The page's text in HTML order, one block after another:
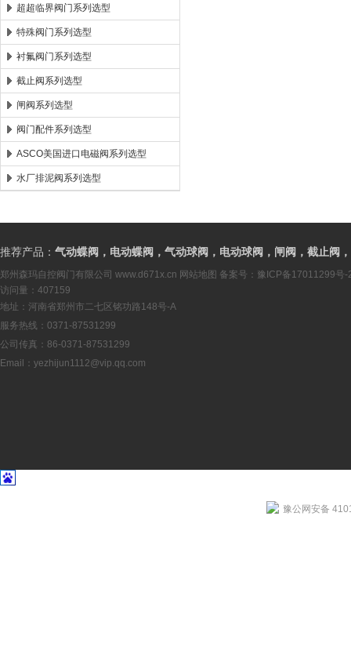
超超临界阀门系列选型
特殊阀门系列选型
衬氟阀门系列选型
截止阀系列选型
闸阀系列选型
阀门配件系列选型
ASCO美国进口电磁阀系列选型
水厂排泥阀系列选型
推荐产品： 气动蝶阀，电动蝶阀，气动球阀，电动球阀，闸阀，截止阀
郑州森玛自控阀门有限公司 www.d671x.cn 网站地图 备案号： 豫ICP备17011299号-
访问量：407159
地址：河南省郑州市二七区铭功路148号-A
服务热线：0371-87531299
公司传真：86-0371-87531299
Email： yezhijun1112@vip.qq.com
豫公网安备